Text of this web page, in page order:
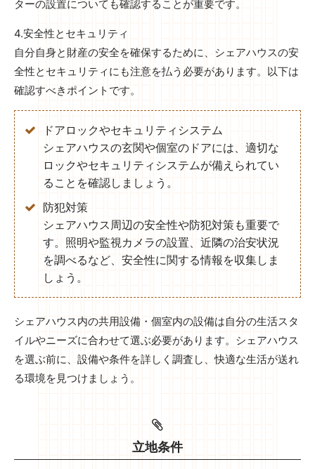
ターの設置についても確認することが重要です。
4.安全性とセキュリティ
自分自身と財産の安全を確保するために、シェアハウスの安
全性とセキュリティにも注意を払う必要があります。以下は
確認すべきポイントです。
ドアロックやセキュリティシステム
シェアハウスの玄関や個室のドアには、適切な
ロックやセキュリティシステムが備えられてい
ることを確認しましょう。
防犯対策
シェアハウス周辺の安全性や防犯対策も重要で
す。照明や監視カメラの設置、近隣の治安状況
を調べるなど、安全性に関する情報を収集しま
しょう。
シェアハウス内の共用設備・個室内の設備は自分の生活スタ
イルやニーズに合わせて選ぶ必要があります。シェアハウス
を選ぶ前に、設備や条件を詳しく調査し、快適な生活が送れ
る環境を見つけましょう。
立地条件